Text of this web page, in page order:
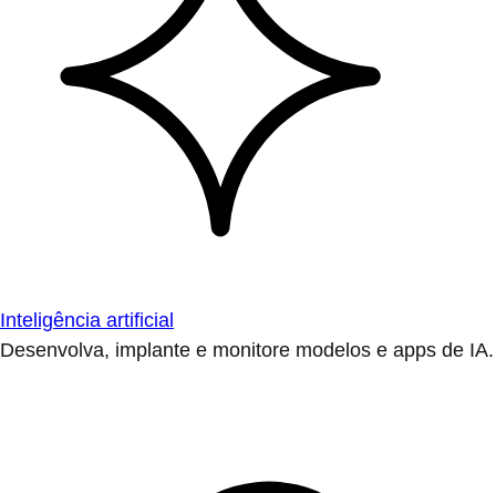
Inteligência artificial
Desenvolva, implante e monitore modelos e apps de IA.